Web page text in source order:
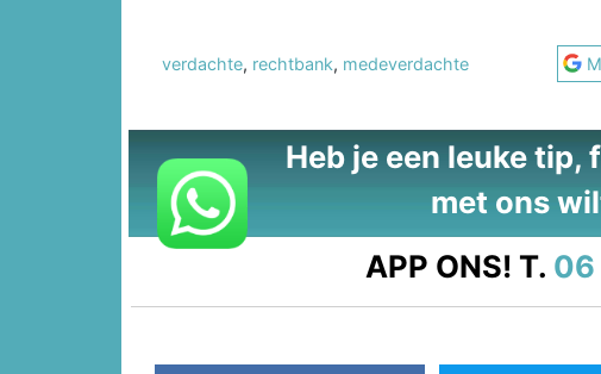
verdachte, rechtbank, medeverdachte
Heb je een leuke tip,
met ons
APP ONS! T. 06